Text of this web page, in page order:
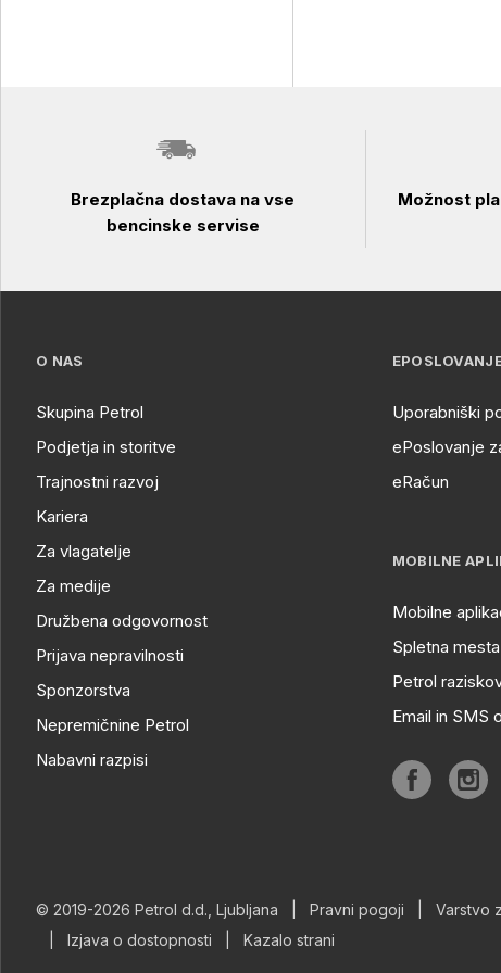
Brezplačna dostava na vse
bencinske servise
Možnost
O NAS
Skupina Petrol
Podjetja in storitve
Trajnostni razvoj
Kariera
Za vlagatelje
Za medije
Družbena odgovornost
Prijava nepravilnosti
Sponzorstva
Nepremičnine Petrol
Nabavni razpisi
Uporabniški
ePoslovanje
eRačun
MOBILNE
Mobilne
Spletna
Petrol
Email in SMS
© 2019-2026 Petrol d.d., Ljubljana Pravni pogoji Varstvo
Izjava o dostopnosti Kazalo strani